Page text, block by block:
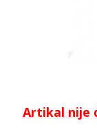
Artikal nije